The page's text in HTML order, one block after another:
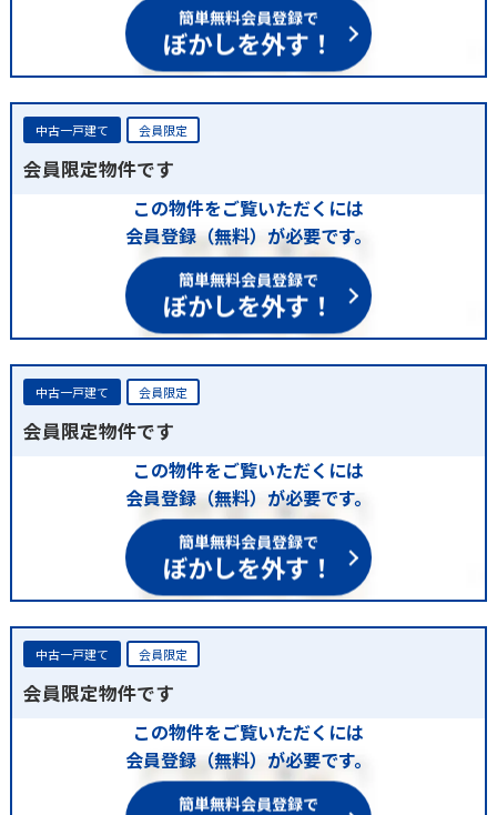
簡単無料会員登録で
ぼかしを外す！
中古一戸建て 会員限定
会員限定物件です
この物件をご覧いただくには
会員登録（無料）が必要です。
簡単無料会員登録で
ぼかしを外す！
中古一戸建て 会員限定
会員限定物件です
この物件をご覧いただくには
会員登録（無料）が必要です。
簡単無料会員登録で
ぼかしを外す！
中古一戸建て 会員限定
会員限定物件です
この物件をご覧いただくには
会員登録（無料）が必要です。
簡単無料会員登録で